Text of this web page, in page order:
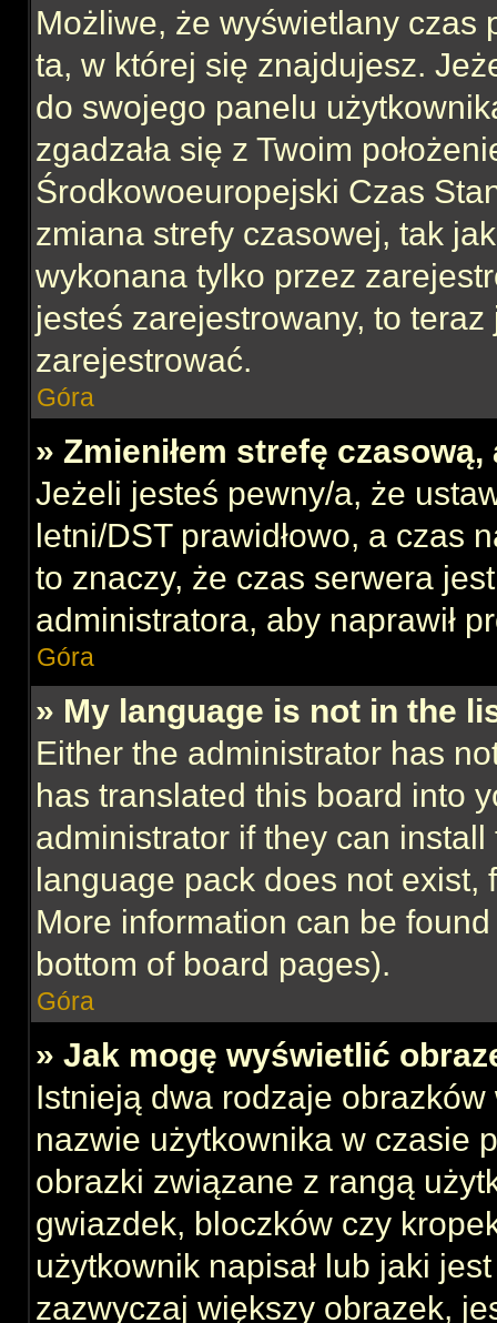
Możliwe, że wyświetlany czas
ta, w której się znajdujesz.
do swojego panelu
zgadzała się z Twoim
Środkowoeuropejski Czas
zmiana strefy czasowej, tak
wykonana tylko przez
jesteś zarejestrowany, to
zarejestrować.
Góra
» Zmieniłem strefę
Jeżeli jesteś pewny/a, że
letni/DST prawidłowo, a czas
to znaczy, że czas serwera
administratora, aby naprawił
Góra
» My language is not in the
Either the administrator has
has translated this board into
administrator if they can
language pack does not exist,
More information can be
bottom of board pages).
Góra
» Jak mogę wyświetlić
Istnieją dwa rodzaje
nazwie użytkownika w czasie
obrazki związane z rangą
gwiazdek, bloczków czy
użytkownik napisał lub jaki
zazwyczaj większy obrazek,